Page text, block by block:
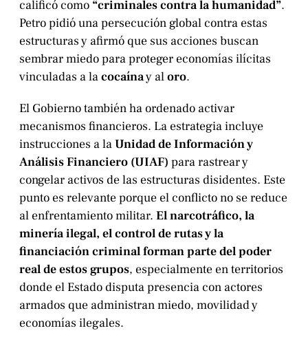
calificó como “criminales contra la humanidad”.
Petro pidió una persecución global contra estas
estructuras y afirmó que sus acciones buscan
sembrar miedo para proteger economías ilícitas
vinculadas a lacocaínay aloro.
El Gobierno también ha ordenado activar
mecanismos financieros. La estrategia incluye
instrucciones a laUnidad de Información y
Análisis Financiero (UIAF) para rastrear y
congelar activos de las estructuras disidentes. Este
punto es relevante porque el conflicto no se reduce
al enfrentamiento militar. El narcotráfico, la
minería ilegal, el control de rutas y la
financiación criminal forman parte del poder
real de estos grupos, especialmente en territorios
donde el Estado disputa presencia con actores
armados que administran miedo, movilidad y
economías ilegales.